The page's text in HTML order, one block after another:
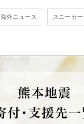
海外ニュース スニーカー